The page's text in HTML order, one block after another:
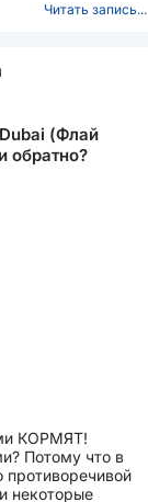
Читать запись...
(Флай
обратно?
КОРМЯТ!
Потому что в
противоречивой
некоторые